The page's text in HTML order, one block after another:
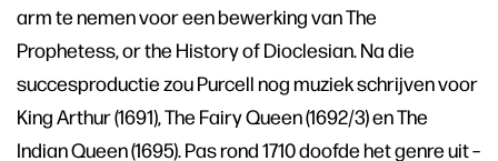
arm te nemen voor een bewerking van The
Prophetess, or the History of Dioclesian. Na die
succesproductie zou Purcell nog muziek schrijven voor
King Arthur (1691), The Fairy Queen (1692/3) en The
Indian Queen (1695). Pas rond 1710 doofde het genre uit –